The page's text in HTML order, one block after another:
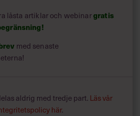
låsta artiklar och webinargratis
med senaste
aldrig med tredje part. Läs vår
här.